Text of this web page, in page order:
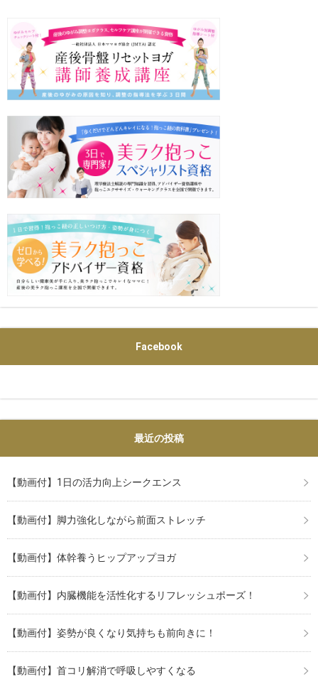
Facebook
最近の投稿
【動画付】1日の活力向上シークエンス
【動画付】脚力強化しながら前面ストレッチ
【動画付】体幹養うヒップアップヨガ
【動画付】内臓機能を活性化するリフレッシュポーズ！
【動画付】姿勢が良くなり気持ちも前向きに！
【動画付】首コリ解消で呼吸しやすくなる